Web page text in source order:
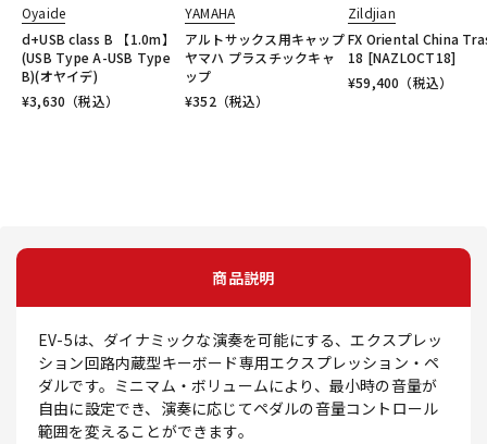
Oyaide
d+USB class B 【1.0m】
(USB Type A-USB Type
B)(オヤイデ)
¥3,630 （税込）
YAMAHA
アルトサックス用キャップ
ヤマハ プラスチックキャ
ップ
¥352（税込）
Zildjian
FX Oriental China
18 [NAZLOCT18]
¥59,400 （税込）
商品説明
EV-5は、ダイナミックな演奏を可能にする、エクスプレッ
ション回路内蔵型キーボード専用エクスプレッション・ペ
ダルです。ミニマム・ボリュームにより、最小時の音量が
自由に設定でき、演奏に応じてペダルの音量コントロール
範囲を変えることができます。